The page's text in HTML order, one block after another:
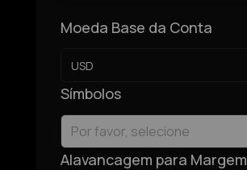
Moeda Base da Conta
Símbolos
Por favor, selecione
Alavancagem para Margem